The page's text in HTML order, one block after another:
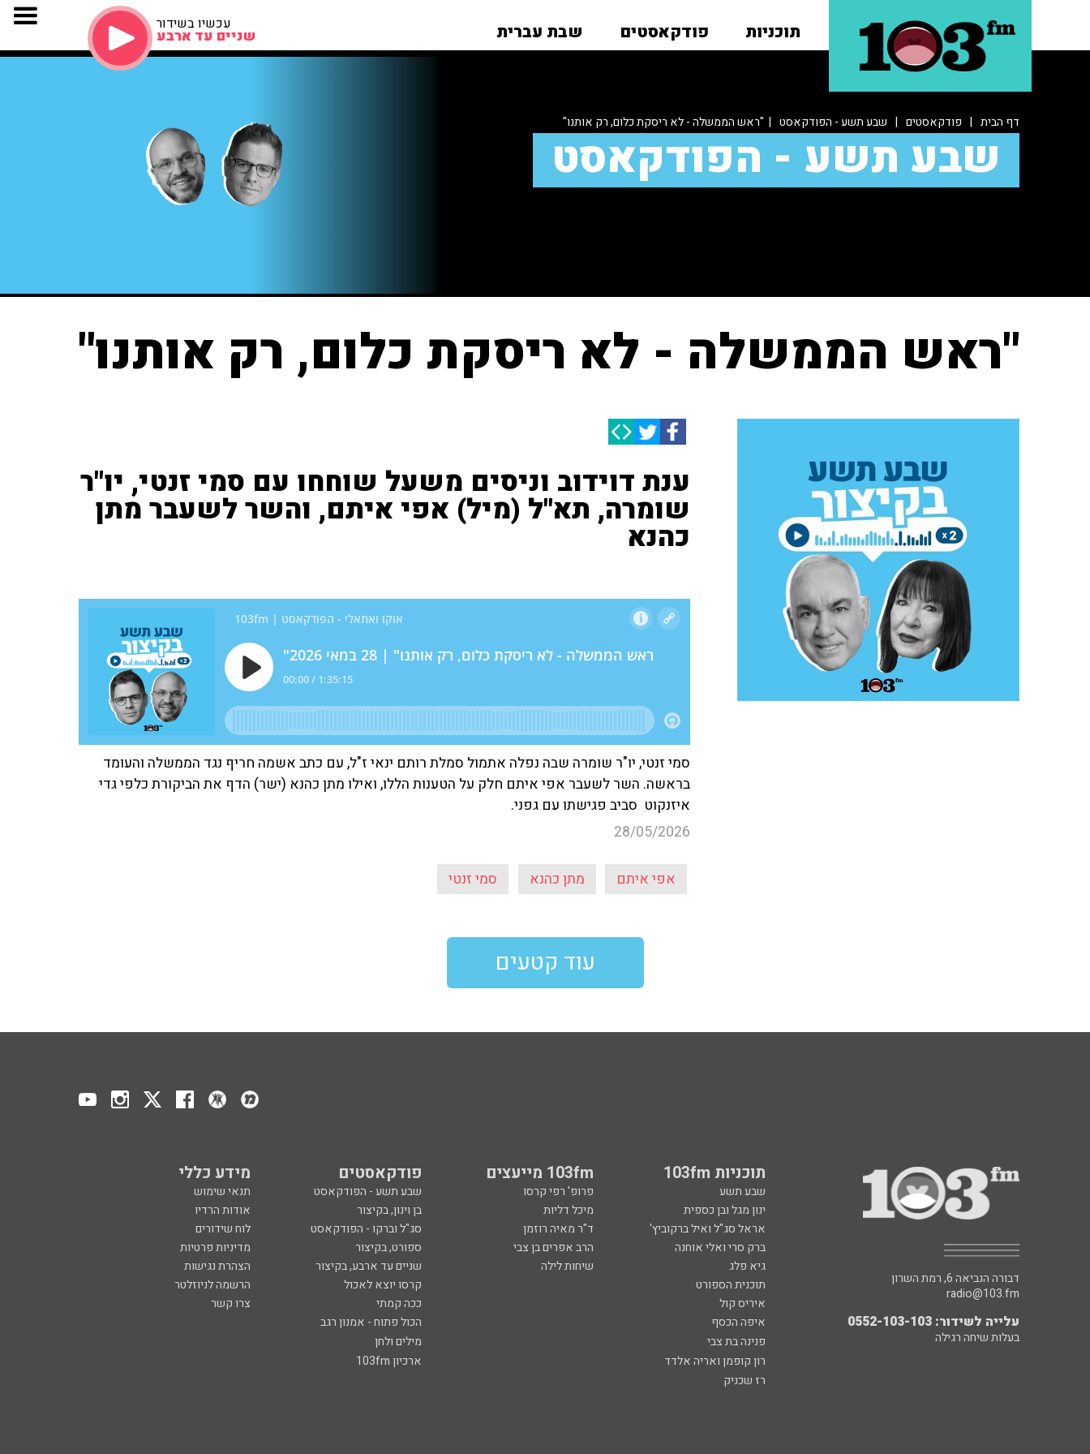
תוכניות פודקאסטים שבת עברית עכשיו בשידור
שניים עד ארבע
דף הבית | פודקאסטים | שבע תשע - הפודקאסט | "ראש הממשלה - לא ריסקת כלום, רק אותנו"
שבע תשע - הפודקאסט
"ראש הממשלה - לא ריסקת כלום, רק אותנו"
ענת דוידוב וניסים משעל שוחחו עם סמי זנטי, יו"ר
שומרה, תא"ל (מיל) אפי איתם, והשר לשעבר מתן
כהנא
סמי זנטי, יו"ר שומרה שבה נפלה אתמול סמלת רותם ינאי ז"ל, עם כתב אשמה חריף נגד הממשלה והעומד
בראשה. השר לשעבר אפי איתם חלק על הטענות הללו, ואילו מתן כהנא (ישר) הדף את הביקורת כלפי גדי
איזנקוט סביב פגישתו עם גפני.
28/05/2026
אפי איתם מתן כהנא סמי זנטי
עוד קטעים
תוכניות 103fm 103fm מייעצים פודקאסטים מידע כללי
שבע תשע פרופ' רפי קרסו שבע תשע - הפודקאסט
תנאי שימוש
ינון מגל ובן כספית
מיכל דליות בן וינון, בקיצור
אודות הרדיו
אראל סג"ל ואיל ברקוביץ'
ד"ר מאיה רוזמן סג"ל וברקו - הפודקאסט
לוח שידורים
ברק סרי ואלי אוחנה
הרב אפרים בן צבי ספורט, בקיצור
מדיניות פרטיות
גיא פלג
שיחות לילה שניים עד ארבע, בקיצור
הצהרת נגישות
תוכנית הספורט
קרסו יוצא לאכול
הרשמה לניוזלטר
איריס קול
ככה קמתי
צרו קשר
איפה הכסף
הכול פתוח - אמנון רגב
פנינה בת צבי
מילים ולחן
רון קופמן ואריה אלדד
ארכיון 103fm
רז שכניק
דבורה הנביאה 6, רמת השרון
radio@103.fm
עלייה לשידור: 0552-103-103
בעלות שיחה רגילה